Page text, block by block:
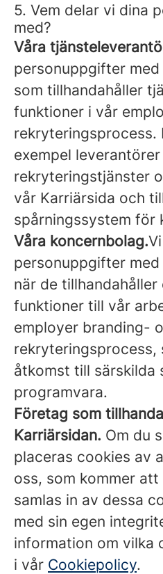
5. Vem delar vi dina
med?
Våra
personuppgifter
som tillhandahåller
funktioner i vår
exempel
rekryteringstjänster
vår Karriärsida och
spårningssystem för
Våra koncernbolag.
personuppgifter
när de
funktioner till vår
employer branding-
rekryteringsprocess,
åtkomst till särskilda
programvara.
Företag som
Karriärsidan. Om du
placeras cookies av
oss, som kommer
samlas in av dessa
med sin egen
information om vilka
i vår Cookiepolicy.